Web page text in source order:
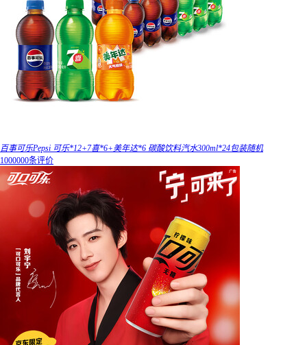
百事可乐Pepsi 可乐*12+7喜*6+美年达*6 碳酸饮料汽水300ml*24包装随机
1000000条评价